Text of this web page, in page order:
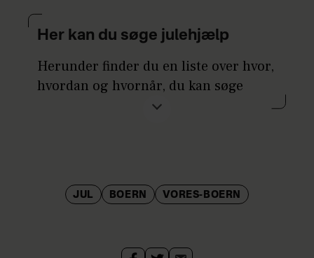
Her kan du søge julehjælp
Herunder finder du en liste over hvor,
hvordan og hvornår, du kan søge
økonomisk trængte børnefamilier,
som mangler penge til julemad og
til enlige forsørgere og kun til
JUL BOERN VORES-BOERN